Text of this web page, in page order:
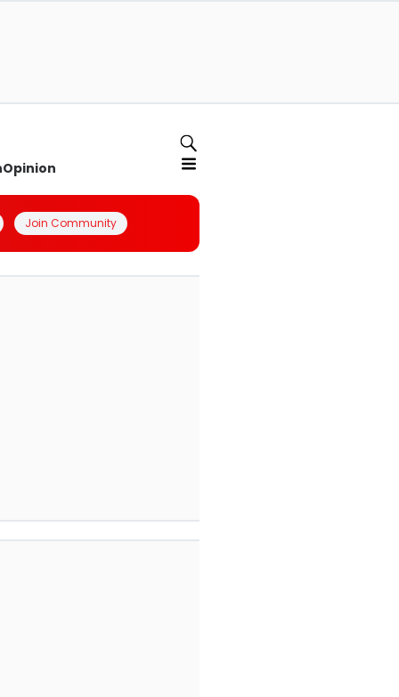
Opinion
Join Community